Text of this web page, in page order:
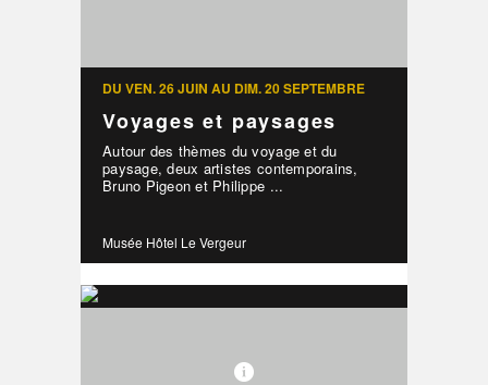
DU VEN. 26 JUIN AU DIM. 20 SEPTEMBRE
Voyages et paysages
Autour des thèmes du voyage et du
paysage, deux artistes contemporains,
Bruno Pigeon et Philippe ...
Musée Hôtel Le Vergeur